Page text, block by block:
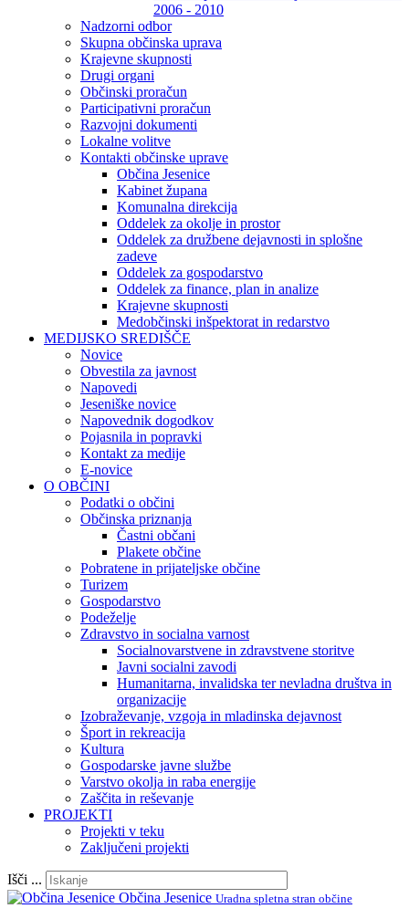
2006 - 2010
Nadzorni odbor
Skupna občinska uprava
Krajevne skupnosti
Drugi organi
Občinski proračun
Participativni proračun
Razvojni dokumenti
Lokalne volitve
Kontakti občinske uprave
Občina Jesenice
Kabinet župana
Komunalna direkcija
Oddelek za okolje in prostor
Oddelek za družbene dejavnosti in splošne
zadeve
Oddelek za gospodarstvo
Oddelek za finance, plan in analize
Krajevne skupnosti
Medobčinski inšpektorat in redarstvo
MEDIJSKO SREDIŠČE
Novice
Obvestila za javnost
Napovedi
Jeseniške novice
Napovednik dogodkov
Pojasnila in popravki
Kontakt za medije
E-novice
O OBČINI
Podatki o občini
Občinska priznanja
Častni občani
Plakete občine
Pobratene in prijateljske občine
Turizem
Gospodarstvo
Podeželje
Zdravstvo in socialna varnost
Socialnovarstvene in zdravstvene storitve
Javni socialni zavodi
Humanitarna, invalidska ter nevladna društva in
organizacije
Izobraževanje, vzgoja in mladinska dejavnost
Šport in rekreacija
Kultura
Gospodarske javne službe
Varstvo okolja in raba energije
Zaščita in reševanje
PROJEKTI
Projekti v teku
Zaključeni projekti
Išči ...
Občina Jesenice Uradna spletna stran občine